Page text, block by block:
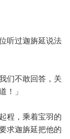
听过迦旃延说法
们不敢回答，关
！」
程，乘着宝羽的
求迦旃延把他的